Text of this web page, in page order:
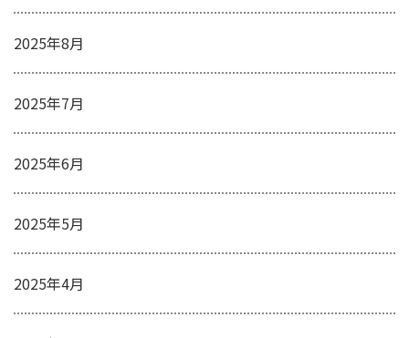
2025年8月
2025年7月
2025年6月
2025年5月
2025年4月